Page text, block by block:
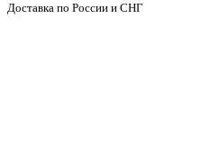
Доставка по России и СНГ